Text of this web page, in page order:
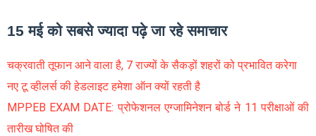
15 मई को सबसे ज्यादा पढ़े जा रहे समाचार
चक्रवाती तूफान आने वाला है, 7 राज्यों के सैकड़ों शहरों को प्रभावित करेगा
नए टू व्हीलर्स की हेडलाइट हमेशा ऑन क्यों रहती है
MPPEB EXAM DATE: प्रोफेशनल एग्जामिनेशन बोर्ड ने 11 परीक्षाओं की
तारीख घोषित की